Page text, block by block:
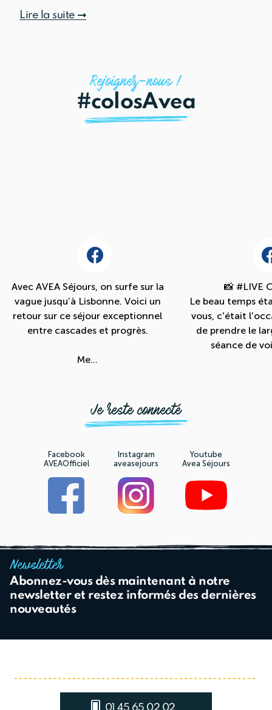
Lire la suite
Rejoignez—nous !
#colosAvea
Avec AVEA Séjours, on surfe sur la
vague jusqu’à Lisbonne. Voici un
retour sur ce séjour exceptionnel
entre cascades et progrès.
Me...
📸 #LIVE
Le beau temps
vous, c'était
de prendre le
séance de
Je reste connecté
Facebook
AVEAOfficiel
Instagram
aveasejours
Youtube
Avea Séjours
Newsletter
Abonnez-vous dès maintenant à notre
newsletter et restez informés des dernières
nouveautés